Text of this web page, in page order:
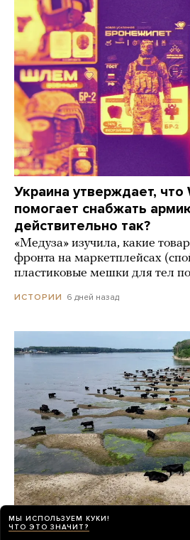
Украина утверждает, что
помогает снабжать
действительно так?
«Медуза» изучила, какие
фронта на маркетплейсах
пластиковые мешки для тел
ИСТОРИИ 6 дней назад
МЫ ИСПОЛЬЗУЕМ КУКИ!
ЧТО ЭТО ЗНАЧИТ?